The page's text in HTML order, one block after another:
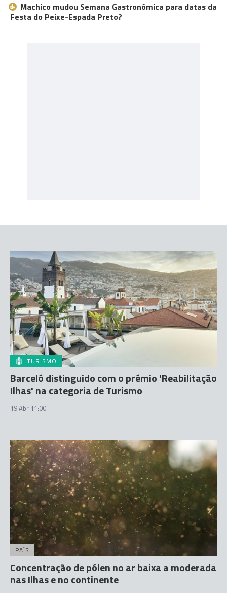
Machico mudou Semana Gastronómica para datas da
Festa do Peixe-Espada Preto?
TURISMO
Barceló distinguido com o prémio 'Reabilitação
Ilhas' na categoria de Turismo
19 Abr 11:00
PAÍS
Concentração de pólen no ar baixa a moderada
nas Ilhas e no continente